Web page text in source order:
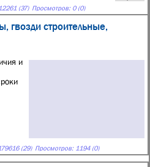
(37) Просмотров: 0 (0)
гвозди строительные,
и
(29) Просмотров: 1194 (0)